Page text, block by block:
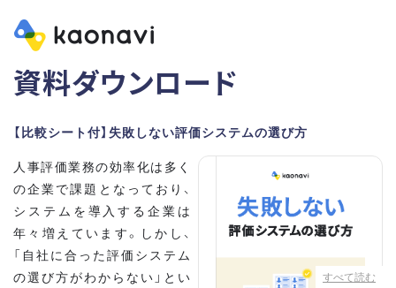
資料ダウンロード
【比較シート付】失敗しない評価システムの選び方
すべて読む
人事評価業務の効率化は多く
の企業で課題となっており、
システムを導入する企業は
年々増えています。しかし、
「自社に合った評価システム
の選び方がわからない」とい